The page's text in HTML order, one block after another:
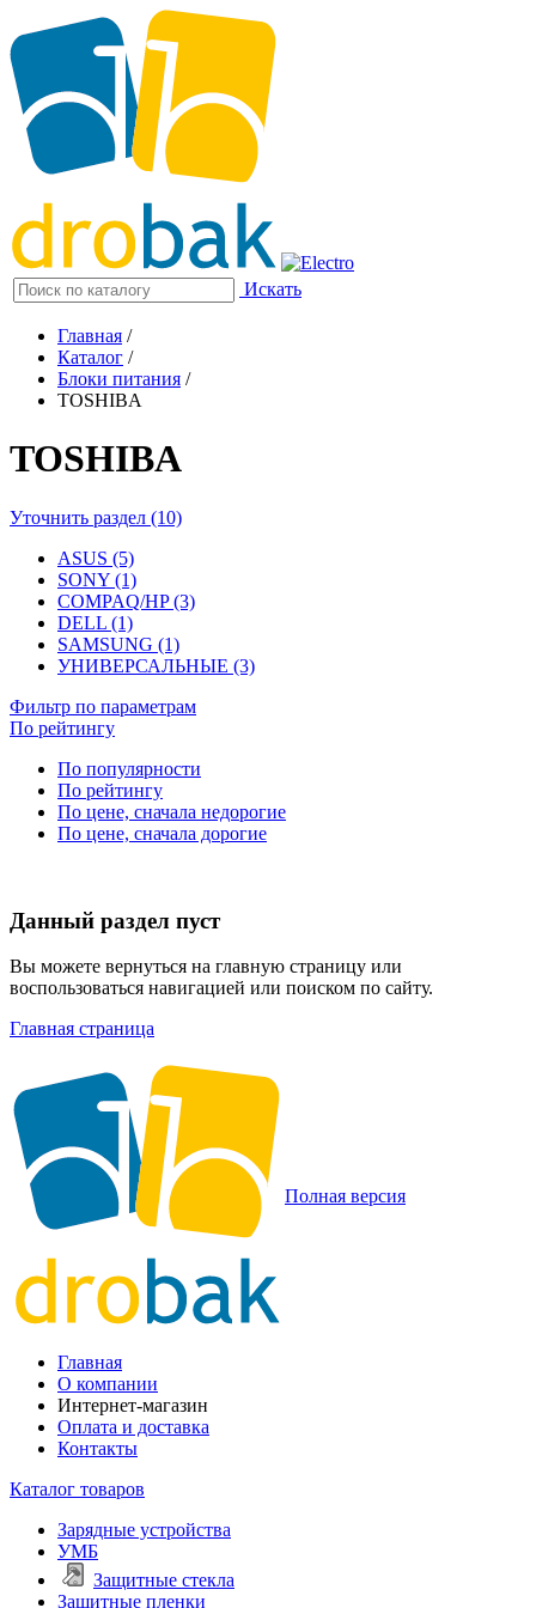
Искать
Главная /
Каталог /
Блоки питания /
TOSHIBA
TOSHIBA
Уточнить раздел (10)
ASUS (5)
SONY (1)
COMPAQ/HP (3)
DELL (1)
SAMSUNG (1)
УНИВЕРСАЛЬНЫЕ (3)
Фильтр по параметрам
По рейтингу
По популярности
По рейтингу
По цене, сначала недорогие
По цене, сначала дорогие
Данный раздел пуст
Вы можете вернуться на главную страницу или
воспользоваться навигацией или поиском по сайту.
Главная страница
Полная версия
Главная
О компании
Интернет-магазин
Оплата и доставка
Контакты
Каталог товаров
Зарядные устройства
УМБ
Защитные стекла
Защитные пленки